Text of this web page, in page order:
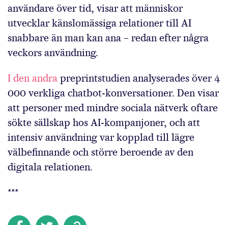
användare över tid, visar att människor
utvecklar känslomässiga relationer till AI
snabbare än man kan ana – redan efter några
veckors användning.
I den andra preprintstudien analyserades över 4
000 verkliga chatbot-konversationer. Den visar
att personer med mindre sociala nätverk oftare
sökte sällskap hos AI-kompanjoner, och att
intensiv användning var kopplad till lägre
välbefinnande och större beroende av den
digitala relationen.
***